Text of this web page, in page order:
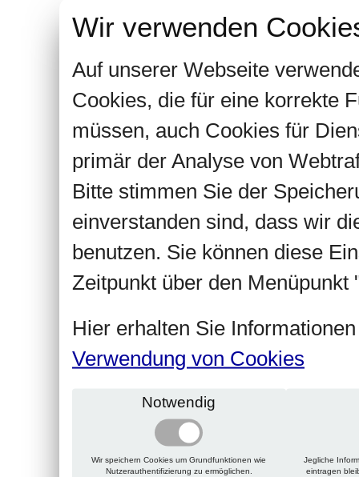
Wir verwenden
Auf unserer Webseite
Cookies, die für eine korrekte
müssen, auch Cookies für
primär der Analyse von
Bitte stimmen Sie der
einverstanden sind, dass wir
benutzen. Sie können diese
Zeitpunkt über den Menüpunkt
Hier erhalten Sie
Verwendung von Cookies
Notwendig
Wir speichern Cookies um Grundfunktionen wie
Nutzerauthentifizierung zu ermöglichen.
Jegliche
eintragen